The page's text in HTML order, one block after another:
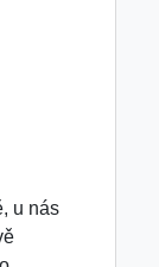
u nás